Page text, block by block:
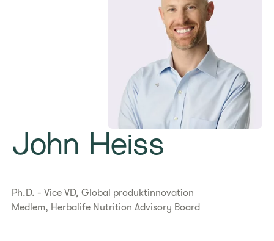
John Heiss
Ph.D. - Vice VD, Global produktinnovation
Medlem, Herbalife Nutrition Advisory Board